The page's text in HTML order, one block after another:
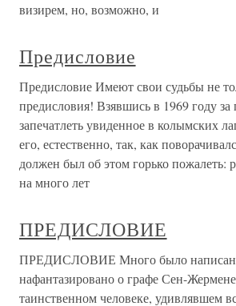
визирем, но, возможно, и
Предисловие
Предисловие Имеют свои судьбы не
предисловия! Взявшись в 1969 году за
запечатлеть увиденное в колымских
его, естественно, так, как
должен был об этом горько пожалеть:
на много лет
ПРЕДИСЛОВИЕ
ПРЕДИСЛОВИЕ Много было
нафантазировано о графе Сен-
таинственном человеке, удивлявшем